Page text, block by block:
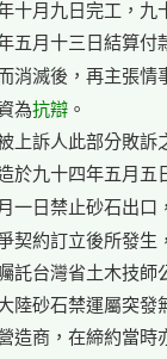
十月九日完工，九
五月十三日結算付
消滅後，再主張情
為抗辯。
上訴人此部分敗訴
於九十四年五月五
一日禁止砂石出口
契約訂立後所發生，
託台灣省土木技師
陸砂石禁運屬突發
造商，在締約當時